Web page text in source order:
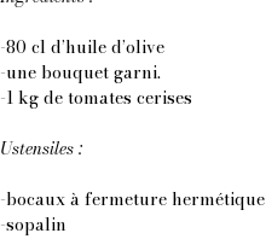
-80 cl d’huile d’olive
-une bouquet garni.
-1 kg de tomates cerises
Ustensiles :
-bocaux à fermeture hermétique
-sopalin